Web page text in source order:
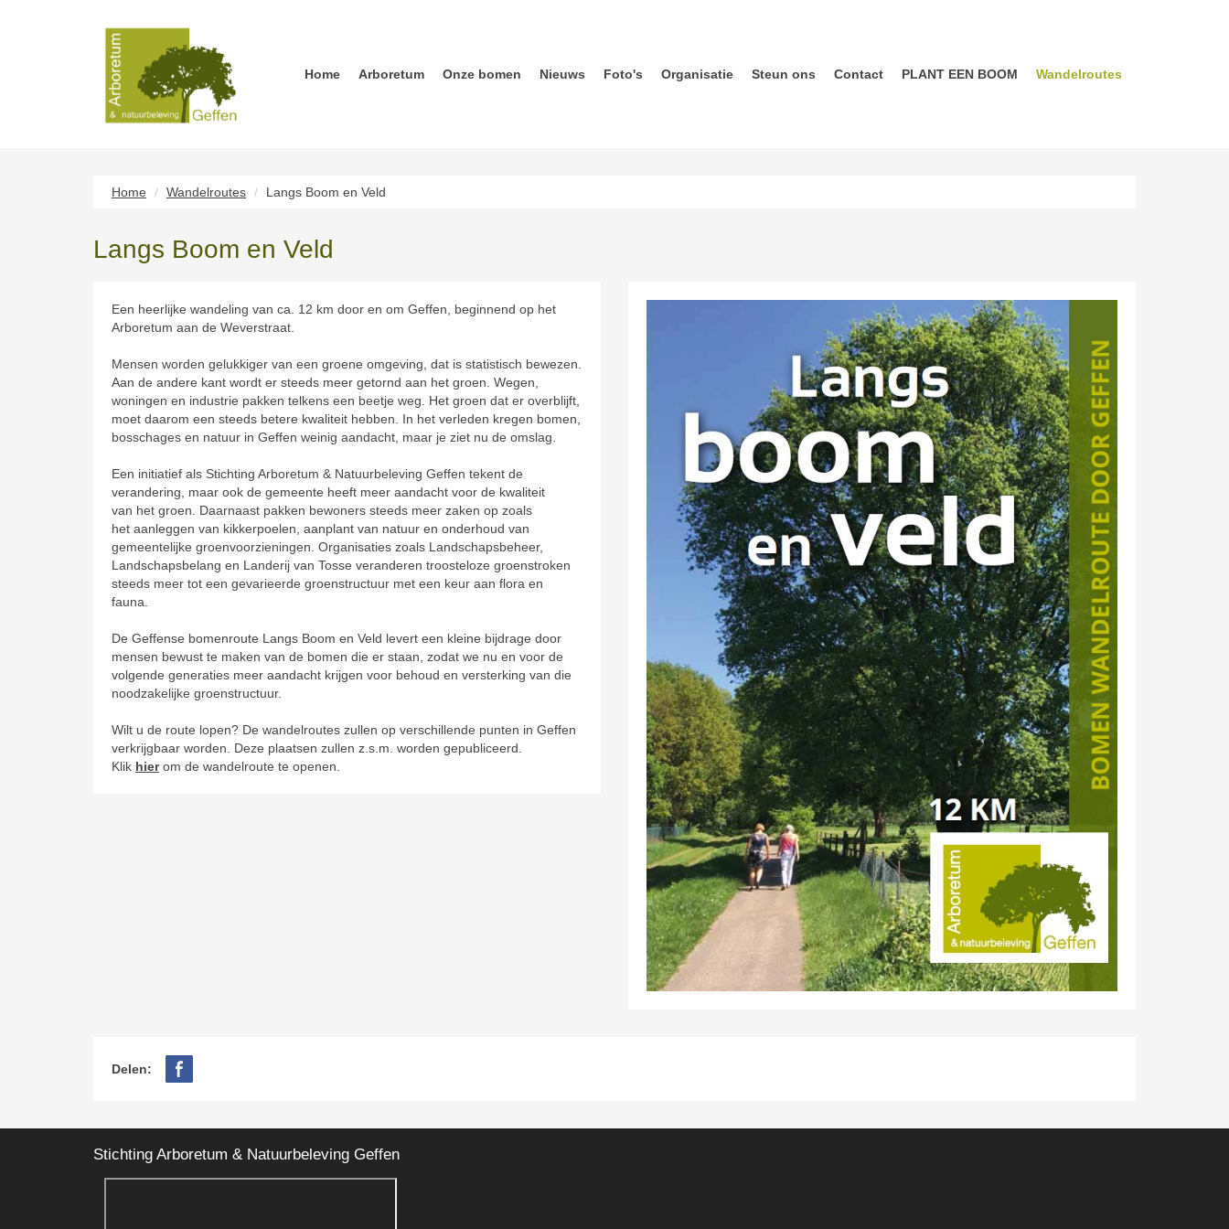
Home Arboretum Onze bomen Nieuws Foto's Organisatie Steun ons Contact PLANT EEN BOOM Wandelroutes
Home Wandelroutes Langs Boom en Veld
Langs Boom en Veld
Een heerlijke wandeling van ca. 12 km door en om Geffen, beginnend op het
Arboretum aan de Weverstraat.
Mensen worden gelukkiger van een groene omgeving, dat is statistisch bewezen.
Aan de andere kant wordt er steeds meer getornd aan het groen. Wegen,
woningen en industrie pakken telkens een beetje weg. Het groen dat er overblijft,
moet daarom een steeds betere kwaliteit hebben. In het verleden kregen bomen,
bosschages en natuur in Geffen weinig aandacht, maar je ziet nu de omslag.
Een initiatief als Stichting Arboretum & Natuurbeleving Geffen tekent de
verandering, maar ook de gemeente heeft meer aandacht voor de kwaliteit
van het groen. Daarnaast pakken bewoners steeds meer zaken op zoals
het aanleggen van kikkerpoelen, aanplant van natuur en onderhoud van
gemeentelijke groenvoorzieningen. Organisaties zoals Landschapsbeheer,
Landschapsbelang en Landerij van Tosse veranderen troosteloze groenstroken
steeds meer tot een gevarieerde groenstructuur met een keur aan flora en
fauna.
De Geffense bomenroute Langs Boom en Veld levert een kleine bijdrage door
mensen bewust te maken van de bomen die er staan, zodat we nu en voor de
volgende generaties meer aandacht krijgen voor behoud en versterking van die
noodzakelijke groenstructuur.
Wilt u de route lopen? De wandelroutes zullen op verschillende punten in Geffen
verkrijgbaar worden. Deze plaatsen zullen z.s.m. worden gepubliceerd.
Klik hier om de wandelroute te openen.
Delen:
Stichting Arboretum & Natuurbeleving Geffen